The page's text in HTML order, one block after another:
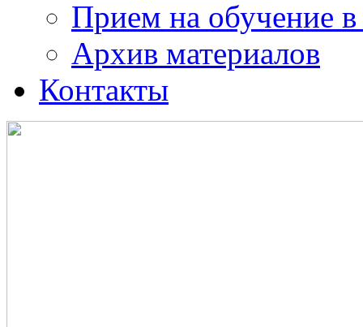
Прием на обучение в
Архив материалов
Контакты